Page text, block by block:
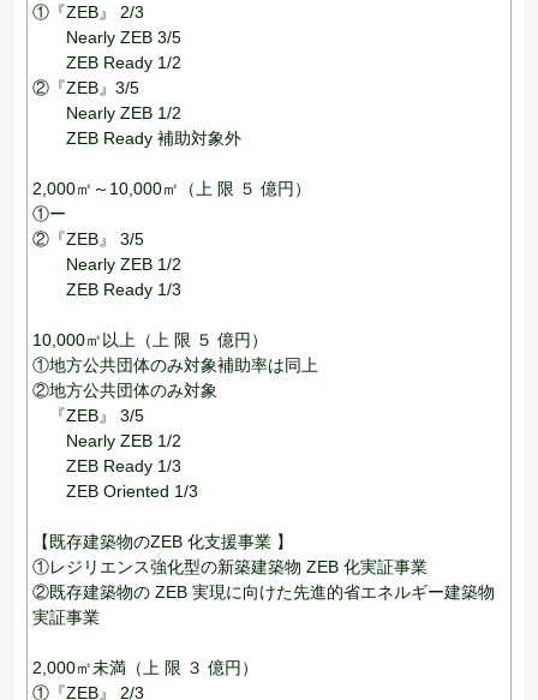
①『ZEB』 2/3
Nearly ZEB 3/5
ZEB Ready 1/2
②『ZEB』3/5
Nearly ZEB 1/2
ZEB Ready 補助対象外
2,000㎡～10,000㎡（上 限 ５ 億円）
①ー
②『ZEB』 3/5
Nearly ZEB 1/2
ZEB Ready 1/3
10,000㎡以上（上 限 ５ 億円）
①地方公共団体のみ対象補助率は同上
②地方公共団体のみ対象
『ZEB』 3/5
Nearly ZEB 1/2
ZEB Ready 1/3
ZEB Oriented 1/3
【既存建築物のZEB 化支援事業 】
①レジリエンス強化型の新築建築物 ZEB 化実証事業
②既存建築物の ZEB 実現に向けた先進的省エネルギー建築物
実証事業
2,000㎡未満（上 限 ３ 億円）
①『ZEB』 2/3